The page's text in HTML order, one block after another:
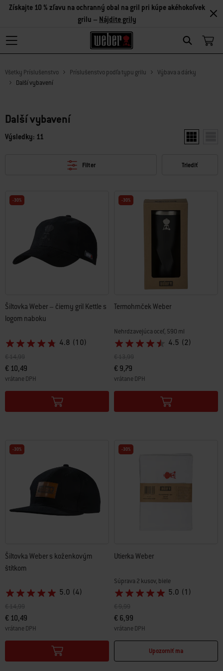
Search
Získajte 10 % zľavu na ochranný obal na gril pri kúpe akéhokoľvek
grilu – Nájdite grily
Všetky Príslušenstvo Príslušenstvo podľa typu grilu
Výbava a dárky
Další vybavení
Další vybavení
Výsledky: 11 Zobraziť
Filter Triediť
-30%
Šiltovka Weber – čierny gril Kettle s
logom naboku
4.8 (10)
Cena znížená z
€ 14,99do
€ 10,49
vrátane DPH
Color Options
-30%
Termohrnček Weber
Nehrdzavejúca oceľ, 590 ml
4.5 (2)
Cena znížená z
€ 13,99do
€ 9,79
vrátane DPH
Color Options
-30%
Šiltovka Weber s koženkovým
štítkom
5.0 (4)
Cena znížená z
€ 14,99do
€ 10,49
vrátane DPH
Color Options
-30%
Utierka Weber
Súprava 2 kusov, biele
5.0 (1)
Cena znížená z
€ 9,99do
€ 6,99
vrátane DPH
Color Options
Upozorniť ma